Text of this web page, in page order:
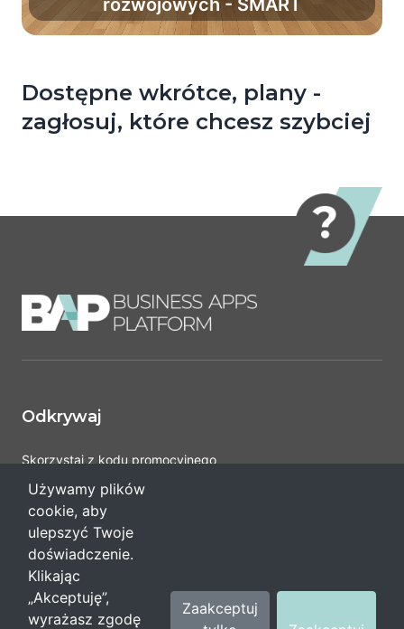
Zwiększ powodzenie planów o 90%.
Dostępne wkrótce, plany -
zagłosuj, które chcesz szybciej
Odkrywaj
Skorzystaj z kodu promocyjnego
Regulaminy i polityka
Ciasteczka
Używamy plików
cookie, aby
ulepszyć Twoje
doświadczenie.
Klikając
„Akceptuję”,
wyrażasz zgodę
Zaakceptuj